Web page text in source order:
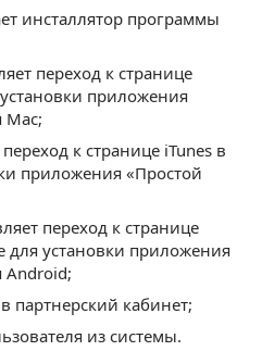
инсталлятор программы
переход к странице
приложения
Mac;
к странице iTunes в
приложения «Простой
переход к странице
для установки приложения
Android;
партнерский кабинет;
из системы.